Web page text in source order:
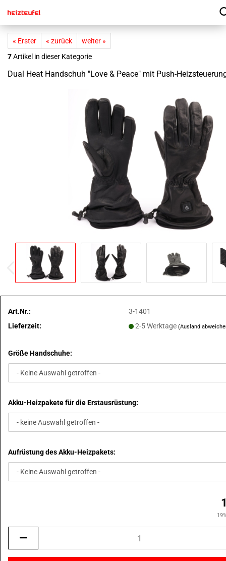
« Erster « zurück
weiter »
7Artikel in dieser Kategorie
Dual Heat Hand­schuh "Love & Peace" mit Push-​
Art.Nr.:
3-1401
Lieferzeit:
2-5 Werktage(Ausland
Größe Handschuhe:
Akku-Heizpakete für die Erstausrüstung:
Aufrüstung des Akku-Heizpakets: